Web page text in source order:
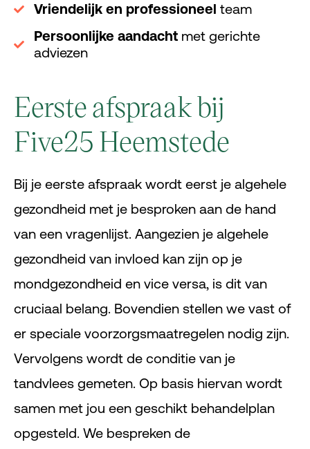
Vriendelijk en professioneel team
Persoonlijke aandachtmet gerichte
adviezen
Eerste afspraak bij
Five25 Heemstede
Bij je eerste afspraak wordt eerst je algehele
gezondheid met je besproken aan de hand
van een vragenlijst. Aangezien je algehele
gezondheid van invloed kan zijn op je
mondgezondheid en vice versa, is dit van
cruciaal belang. Bovendien stellen we vast of
er speciale voorzorgsmaatregelen nodig zijn.
Vervolgens wordt de conditie van je
tandvlees gemeten. Op basis hiervan wordt
samen met jou een geschikt behandelplan
opgesteld. We bespreken de